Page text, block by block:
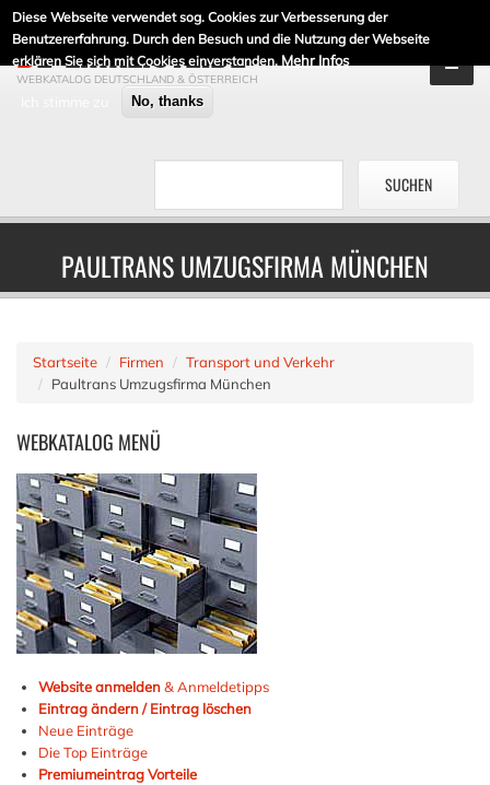
Diese Webseite verwendet sog. Cookies zur Verbesserung der
Benutzererfahrung. Durch den Besuch und die Nutzung der Webseite
erklären Sie sich mit Cookies einverstanden. Mehr Infos
No, thanks
DE-LINKLISTE.DE
WEBKATALOG DEUTSCHLAND & ÖSTERREICH
PAULTRANS UMZUGSFIRMA MÜNCHEN
Startseite Firmen
Transport und Verkehr
Paultrans Umzugsfirma München
WEBKATALOG MENÜ
Website anmelden& Anmeldetipps
Eintrag ändern / Eintrag löschen
Neue Einträge
Die Top Einträge
Premiumeintrag Vorteile